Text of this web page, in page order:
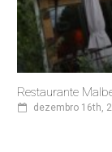
Restaurante
dezembro 16th,